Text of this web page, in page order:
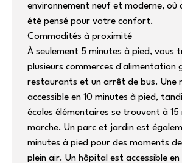
environnement neuf et moderne, où
été pensé pour votre confort.
Commodités à proximité
À seulement 5 minutes à pied, vous
plusieurs commerces d'alimentation
restaurants et un arrêt de bus. Une
accessible en 10 minutes à pied,
écoles élémentaires se trouvent à 15
marche. Un parc et jardin est
minutes à pied pour des moments
plein air. Un hôpital est accessible